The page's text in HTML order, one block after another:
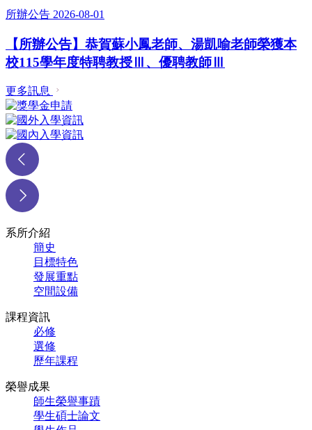
所辦公告 2026-08-01
【所辦公告】恭賀蘇小鳳老師、湯凱喻老師榮獲本
校115學年度特聘教授Ⅲ、優聘教師Ⅲ
更多訊息
系所介紹
簡史
目標特色
發展重點
空間設備
課程資訊
必修
選修
歷年課程
榮譽成果
師生榮譽事蹟
學生碩士論文